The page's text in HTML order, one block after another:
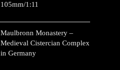
105mm/1:11
Maulbronn Monastery –
Medieval Cistercian Complex
in Germany